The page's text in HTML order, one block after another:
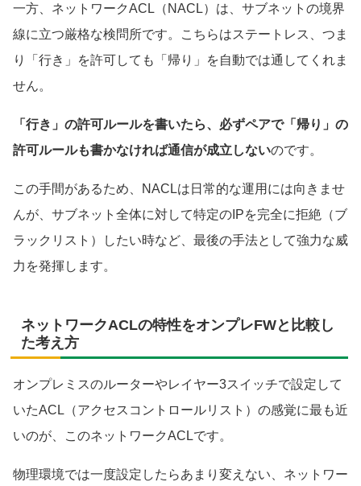
一方、ネットワークACL（NACL）は、サブネットの境界
線に立つ厳格な検問所です。こちらはステートレス、つま
り「行き」を許可しても「帰り」を自動では通してくれま
せん。
「行き」の許可ルールを書いたら、必ずペアで「帰り」の
許可ルールも書かなければ通信が成立しないのです。
この手間があるため、NACLは日常的な運用には向きませ
んが、サブネット全体に対して特定のIPを完全に拒絶（ブ
ラックリスト）したい時など、最後の手法として強力な威
力を発揮します。
ネットワークACLの特性をオンプレFWと比較し
た考え方
オンプレミスのルーターやレイヤー3スイッチで設定して
いたACL（アクセスコントロールリスト）の感覚に最も近
いのが、このネットワークACLです。
物理環境では一度設定したらあまり変えない、ネットワー